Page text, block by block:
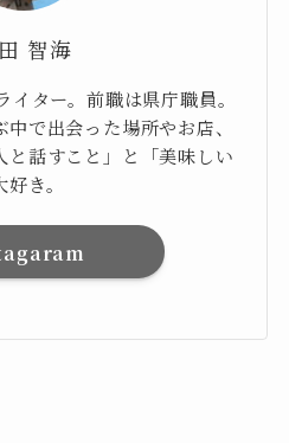
智海
ター。前職は県庁職員。
で出会った場所やお店、
と話すこと」と「美味しい
き。